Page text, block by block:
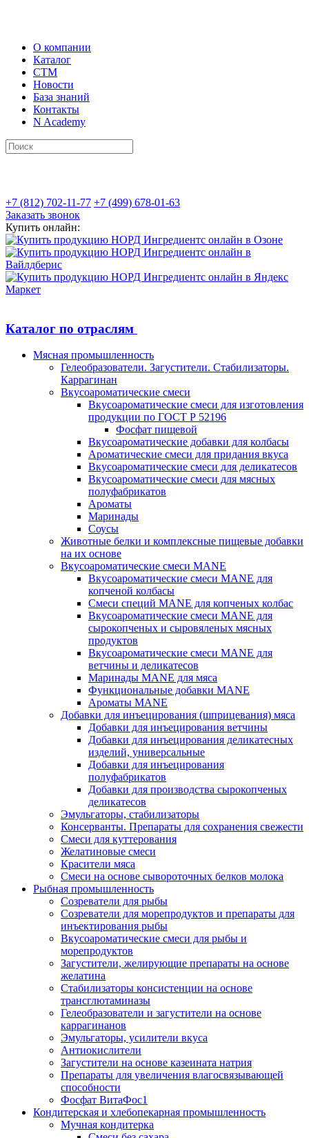
О компании
Каталог
СТМ
Новости
База знаний
Контакты
N Academy
+7 (812) 702-11-77 +7 (499) 678-01-63
Заказать звонок
Купить онлайн:
Каталог по отраслям
Мясная промышленность
Гелеобразователи. Загустители. Стабилизаторы.
Каррагинан
Вкусоароматические смеси
Вкусоароматические смеси для изготовления
продукции по ГОСТ Р 52196
Фосфат пищевой
Вкусоароматические добавки для колбасы
Ароматические смеси для придания вкуса
Вкусоароматические смеси для деликатесов
Вкусоароматические смеси для мясных
полуфабрикатов
Ароматы
Маринады
Соусы
Животные белки и комплексные пищевые добавки
на их основе
Вкусоароматические смеси MANE
Вкусоароматические смеси MANE для
копченой колбасы
Смеси специй MANE для копченых колбас
Вкусоароматические смеси MANE для
сырокопченых и сыровяленых мясных
продуктов
Вкусоароматические смеси MANE для
ветчины и деликатесов
Маринады MANE для мяса
Функциональные добавки MANE
Ароматы MANE
Добавки для инъецирования (шприцевания) мяса
Добавки для инъецирования ветчины
Добавки для инъецирования деликатесных
изделий, универсальные
Добавки для инъецирования
полуфабрикатов
Добавки для производства сырокопченых
деликатесов
Эмульгаторы, стабилизаторы
Консерванты. Препараты для сохранения свежести
Смеси для куттерования
Желатиновые смеси
Красители мяса
Смеси на основе сывороточных белков молока
Рыбная промышленность
Созреватели для рыбы
Созреватели для морепродуктов и препараты для
инъектирования рыбы
Вкусоароматические смеси для рыбы и
морепродуктов
Загустители, желирующие препараты на основе
желатина
Стабилизаторы консистенции на основе
трансглютаминазы
Гелеобразователи и загустители на основе
каррагинанов
Эмульгаторы, усилители вкуса
Антиокислители
Загустители на основе казеината натрия
Препараты для увеличения влагосвязывающей
способности
Фосфат ВитаФос1
Кондитерская и хлебопекарная промышленность
Мучная кондитерка